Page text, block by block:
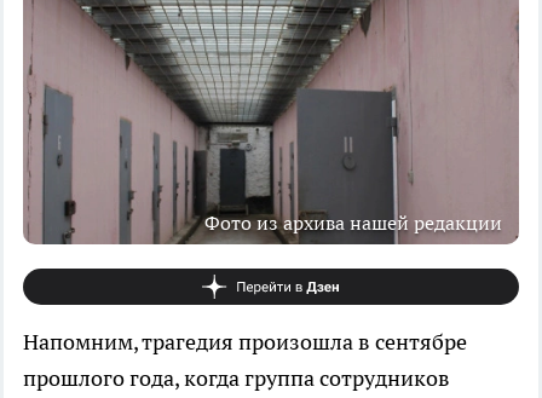
Фото из архива нашей редакции
Напомним, трагедия произошла в сентябре
прошлого года, когда группа сотрудников